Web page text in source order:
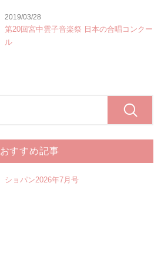
2019/03/28
第20回宮中雲子音楽祭 日本の合唱コンクー
ル
おすすめ記事
ショパン2026年7月号